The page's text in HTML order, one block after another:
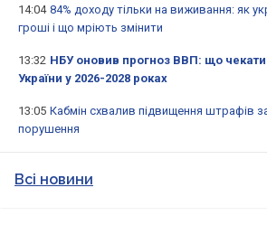
14:04 84% доходу тільки на виживання: як
гроші і що мріють змінити
13:32 НБУ оновив прогноз ВВП: що
України у 2026-2028 роках
13:05 Кабмін схвалив підвищення штрафів
порушення
Всі новини